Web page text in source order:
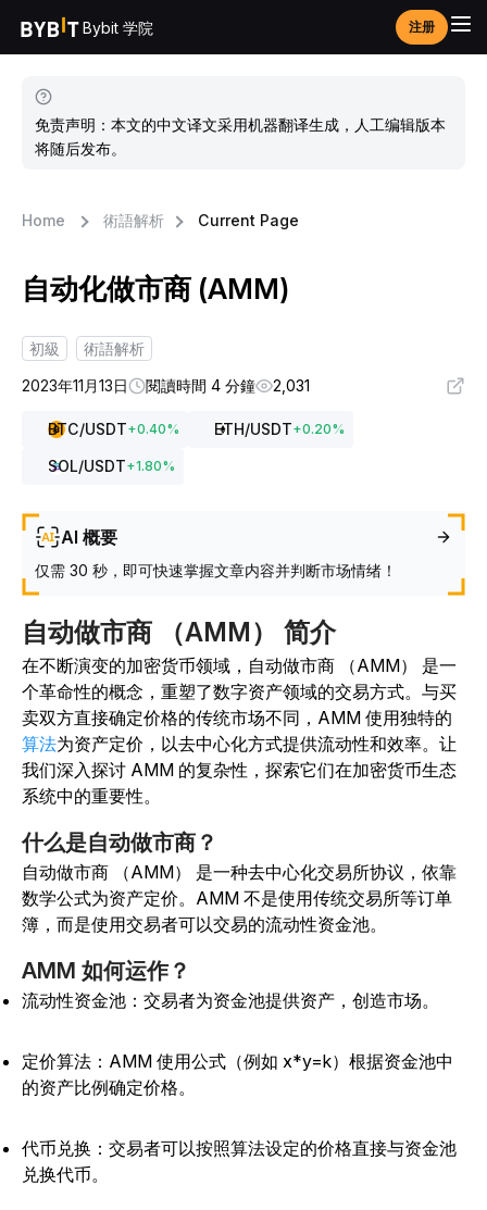
Bybit 学院 注册
免责声明：本文的中文译文采用机器翻译生成，人工编辑版本
将随后发布。
Home 術語解析 Current Page
自动化做市商 (AMM)
初級
術語解析
2023年11月13日
閱讀時間 4 分鐘 2,031
BTC/USDT+0.40% ETH/USDT+0.20%
SOL/USDT+1.80%
AI 概要
仅需 30 秒，即可快速掌握文章内容并判断市场情绪！
自动做市商 （AMM） 简介
在不断演变的加密货币领域，自动做市商 （AMM） 是一
个革命性的概念，重塑了数字资产领域的交易方式。与买
卖双方直接确定价格的传统市场不同，AMM 使用独特的
算法为资产定价，以去中心化方式提供流动性和效率。让
我们深入探讨 AMM 的复杂性，探索它们在加密货币生态
系统中的重要性。
什么是自动做市商？
自动做市商 （AMM） 是一种去中心化交易所协议，依靠
数学公式为资产定价。AMM 不是使用传统交易所等订单
簿，而是使用交易者可以交易的流动性资金池。
AMM 如何运作？
流动性资金池：交易者为资金池提供资产，创造市场。
定价算法：AMM 使用公式（例如 x*y=k）根据资金池中
的资产比例确定价格。
代币兑换：交易者可以按照算法设定的价格直接与资金池
兑换代币。